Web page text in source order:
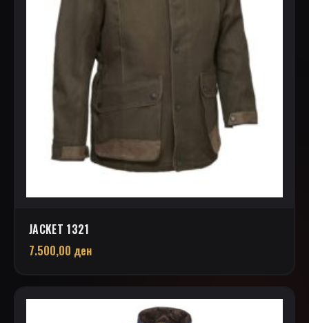
JACKET 1321
7.500,00 ден